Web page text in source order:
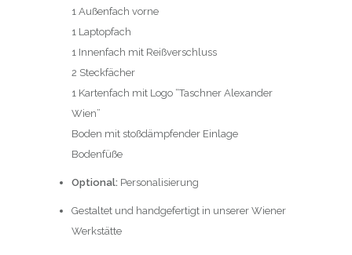
1 Außenfach vorne
1 Laptopfach
1 Innenfach mit Reißverschluss
2 Steckfächer
1 Kartenfach mit Logo “Taschner Alexander
Wien”
Boden mit stoßdämpfender Einlage
Bodenfüße
Optional: Personalisierung
Gestaltet und handgefertigt in unserer Wiener
Werkstätte